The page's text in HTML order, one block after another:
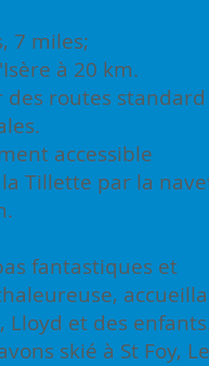
7 miles;
à 20 km.
des routes standard
accessible
Tillette par la
fantastiques et
Lloyd et des
skié à St Foy,